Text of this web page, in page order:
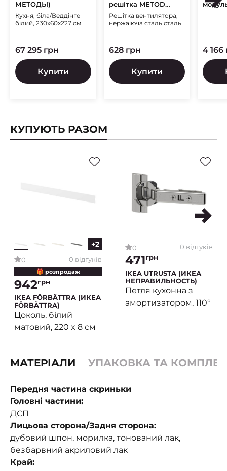
МЕТОДЫ)
Кухня, біла/Веддінге
білий, 230x60x227 см
67 295 грн
Купити
решітка METOD
(ИКЕА МЕТОД)
Решітка вентилятора,
нержаіюча сталь сталь
628 грн
Купити
4 166
КУПУЮТЬ РАЗОМ
+2
0 0 відгуків
🎁 розпродаж
942грн
IKEA FÖRBÄTTRA (ИКЕА
FÖRBÄTTRA)
Цоколь, білий
матовий, 220 x 8 см
0 0 відгуків
471грн
IKEA UTRUSTA (ИКЕА
НЕПРАВИЛЬНОСТЬ)
Петля кухонна з
амортизатором, 110°
МАТЕРІАЛИ УПАКОВКА ТА
Передня частина скриньки
Головні частини:
ДСП
Лицьова сторона/Задня сторона:
дубовий шпон, морилка, тонований лак,
безбарвний акриловий лак
Край: